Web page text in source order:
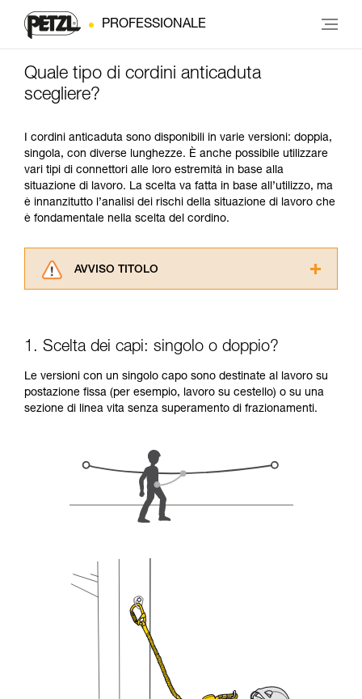
PROFESSIONALE
Quale tipo di cordini anticaduta
scegliere?
I cordini anticaduta sono disponibili in varie versioni: doppia,
singola, con diverse lunghezze. È anche possibile utilizzare
vari tipi di connettori alle loro estremità in base alla
situazione di lavoro. La scelta va fatta in base all’utilizzo, ma
è innanzitutto l’analisi dei rischi della situazione di lavoro che
è fondamentale nella scelta del cordino.
AVVISO TITOLO
informazioni dell’istruzione tecnica per poter
La padronanza di queste tecniche richiede una
formazione ed un addestramento specifico.
Verificate con un professionista la vostra
Forniamo esempi di tecniche relative alla vostra
attività. Ne possono esistere altre che non
vengono qui descritte.
1. Scelta dei capi: singolo o doppio?
Le versioni con un singolo capo sono destinate al lavoro su
postazione fissa (per esempio, lavoro su cestello) o su una
sezione di linea vita senza superamento di frazionamenti.